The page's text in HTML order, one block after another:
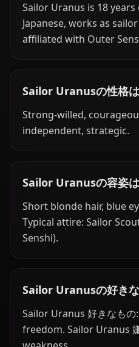
Sailor Uranus is 18
Japanese, works as
affiliated with Outer
Sailor Uranusの性格
Strong-willed,
independent, strategic.
Sailor Uranusの容姿
Short blonde hair, blue
Typical attire: Sailor
Senshi).
Sailor Uranusの好き
Sailor Uranus 好きなも
freedom. Sailor Uranus